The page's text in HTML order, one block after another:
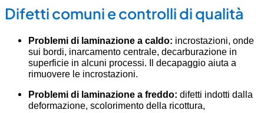
Difetti comuni e controlli di qualità
Problemi di laminazione a caldo: incrostazioni, onde
sui bordi, inarcamento centrale, decarburazione in
superficie in alcuni processi. Il decapaggio aiuta a
rimuovere le incrostazioni.
Problemi di laminazione a freddo: difetti indotti dalla
deformazione, scolorimento della ricottura,